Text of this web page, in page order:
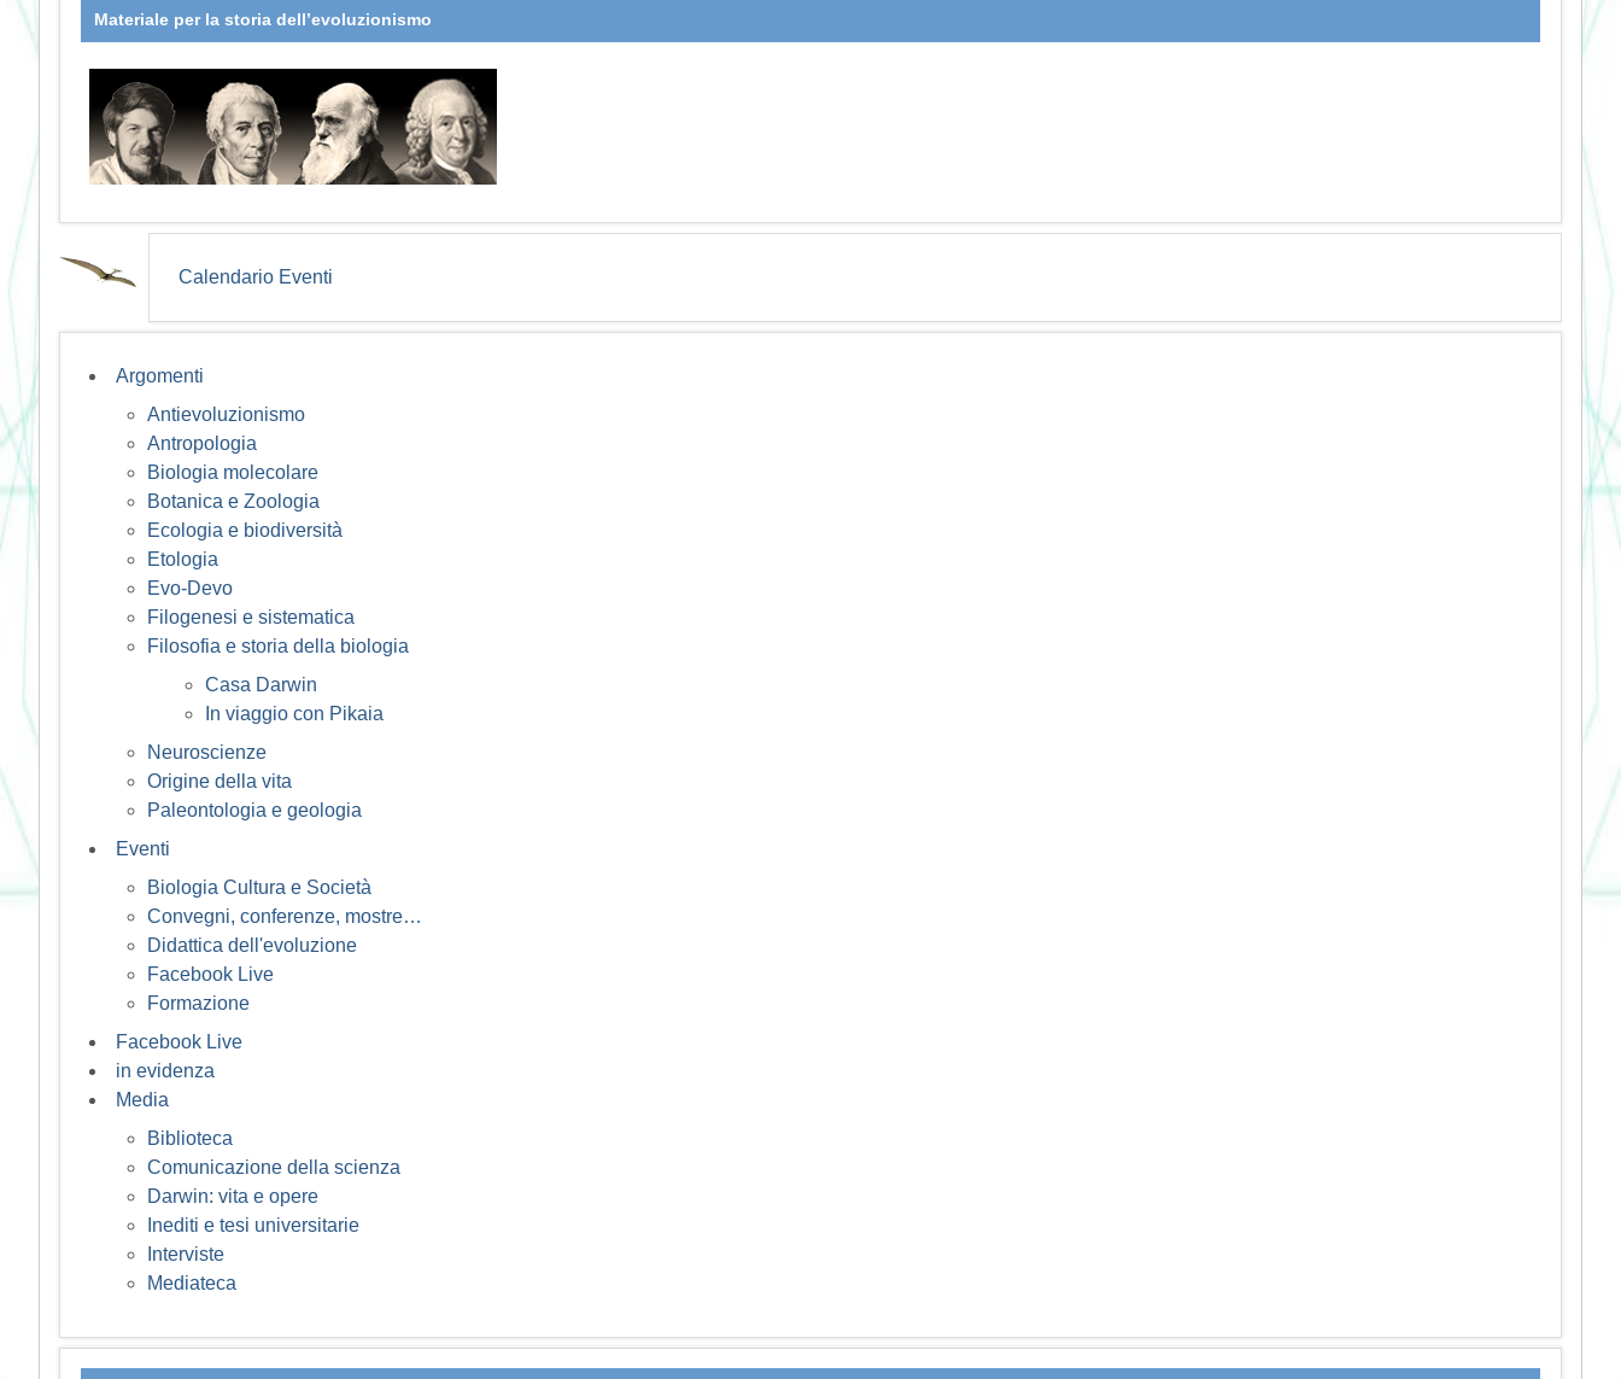
Materiale per la storia dell’evoluzionismo
Calendario Eventi
Argomenti
Antievoluzionismo
Antropologia
Biologia molecolare
Botanica e Zoologia
Ecologia e biodiversità
Etologia
Evo-Devo
Filogenesi e sistematica
Filosofia e storia della biologia
Casa Darwin
In viaggio con Pikaia
Neuroscienze
Origine della vita
Paleontologia e geologia
Eventi
Biologia Cultura e Società
Convegni, conferenze, mostre…
Didattica dell'evoluzione
Facebook Live
Formazione
Facebook Live
in evidenza
Media
Biblioteca
Comunicazione della scienza
Darwin: vita e opere
Inediti e tesi universitarie
Interviste
Mediateca